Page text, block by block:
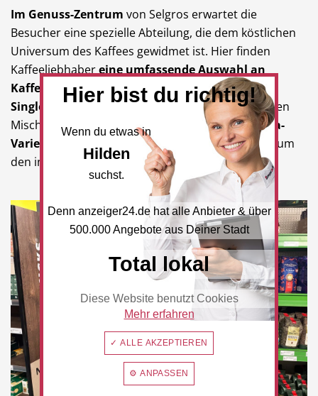
Im Genuss-Zentrum von Selgros erwartet die
Besucher eine spezielle Abteilung, die dem köstlichen
Universum des Kaffees gewidmet ist. Hier finden
Kaffeeliebhabereine umfassende Auswahl an
Kaffeesorten aus aller Welt– von aromatischen
Single-Origin-Bohnenbis hin zu fein abgestimmten
Mischungen. Die Vielfalt reicht von mildenArabica-
Varietäten
bis zu kräftigenRobusta-Röstungen
, um
den individuellen Vorlieben gerecht zu werden.
Hier bist du richtig!
Wenn du etwas in
Hilden
suchst.
Denn anzeiger24.de hat alle Anbieter & über
500.000 Angebote aus Deiner Stadt
Total lokal
Diese Website benutzt Cookies
Mehr erfahren
✓ ALLE AKZEPTIEREN
⚙ ANPASSEN